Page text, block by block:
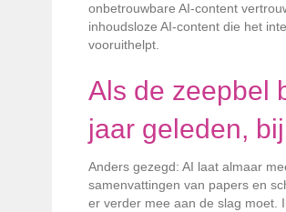
onbetrouwbare AI-content
inhoudsloze AI-content die het
vooruithelpt.
Als de zeepbel
jaar geleden,
Anders gezegd: AI laat almaar
samenvattingen van papers en
er verder mee aan de slag moet.